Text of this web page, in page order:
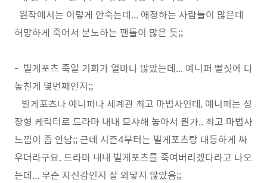
원작에서는 이렇게 안죽는데... 애정하는 사람들이 많은데
허망하게 죽어서 분노하는 팬들이 많은 듯;;
- 빌게포츠 죽일 기회가 얼마나 많았는데... 예니퍼 뻘짓에 다
놓친게 몇번째인지;;
빌게포츠나 예니퍼나 세계관 최고 마법사인데, 예니퍼는 성
장형 케릭터로 드라마 내내 묘샤해 놓아서 뭔가.. 최고 마법사
느낌이 좀 안남;; 근데 시즌4부터는 빌게포츠랑 대등하게 싸
우더라구요. 드라마 내내 빌게포츠를 죽여버리겠다라고 나오
는데... 무슨 자신감인지 잘 와닿지 않았음;;